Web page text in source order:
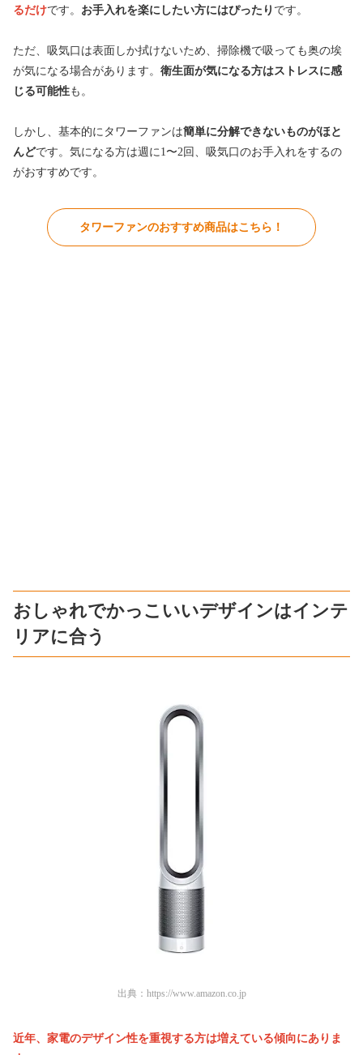
るだけです。 お手入れを楽にしたい方にはぴったり です。
ただ、吸気口は表面しか拭けないため、掃除機で吸っても奥の埃
が気になる場合があります。 衛生面が気になる方はストレスに感
じる可能性も。
しかし、基本的にタワーファンは簡単に分解できないものがほと
んどです。気になる方は週に1〜2回、吸気口のお手入れをするの
がおすすめです。
タワーファンのおすすめ商品はこちら！
おしゃれでかっこいいデザインはインテ
リアに合う
出典： https://www.amazon.co.jp
近年、家電のデザイン性を重視する方は増えている傾向にありま